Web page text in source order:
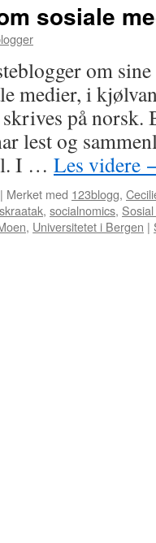
sosiale
om
medier, i
på norsk.
lest og
I … Les videre
| Merket med 123blogg,
skraatak, socialnomics,
, Universitetet i Bergen |